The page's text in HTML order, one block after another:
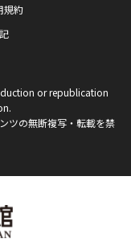
規約
or republication
ツの無断複写・転載を禁